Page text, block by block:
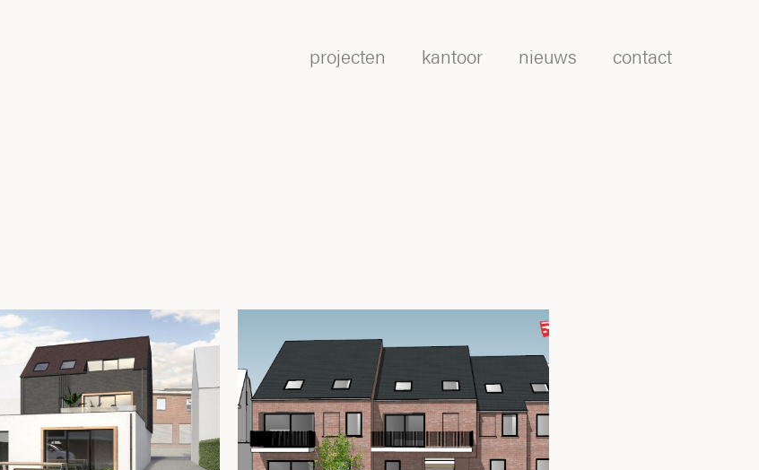
projecten kantoor nieuws contact